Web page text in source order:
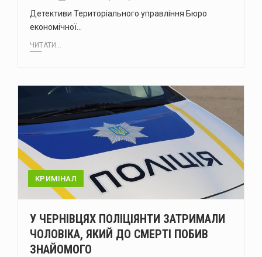
Детективи Територіального управління Бюро
економічної…
ЧИТАТИ...
КРИМІНАЛ
У ЧЕРНІВЦЯХ ПОЛІЦІЯНТИ ЗАТРИМАЛИ
ЧОЛОВІКА, ЯКИЙ ДО СМЕРТІ ПОБИВ
ЗНАЙОМОГО